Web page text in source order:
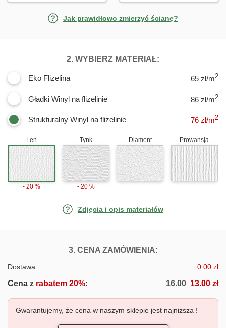
Jak prawidłowo zmierzyć ścianę?
2. WYBIERZ MATERIAŁ:
Eko Flizelina 65 zł/m2
Gładki Winyl na flizelinie 86 zł/m2
Strukturalny Winyl na flizelinie 76 zł/m2
Len
- 20 %
Tynk
- 20 %
Diament Prowansja
Zdjęcia i opis materiałów
3. CENA ZAMÓWIENIA:FOTOTAPETY
Dostawa: 0.00 zł
Cena z rabatem 20%: 16.00 13.00 zł
Gwarantujemy, że cena w naszym sklepie jest najniższa !